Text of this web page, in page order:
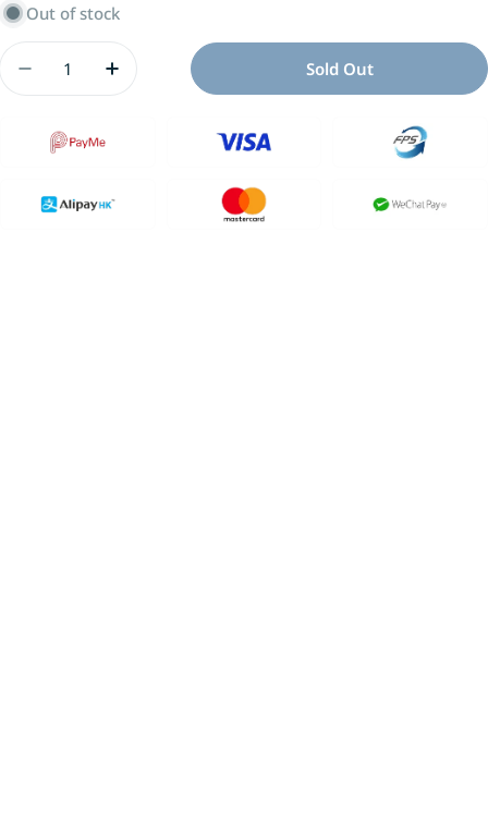
Out of stock
Decrease Quantity For 多練習幾次，我也做得到!
Increase Quantity For 多練習幾次，我也
Sold Out